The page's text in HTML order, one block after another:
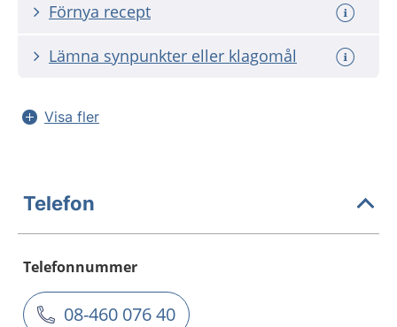
Förnya recept
Lämna synpunkter eller klagomål
Visa fler
Telefon
Telefonnummer
08-460 076 40